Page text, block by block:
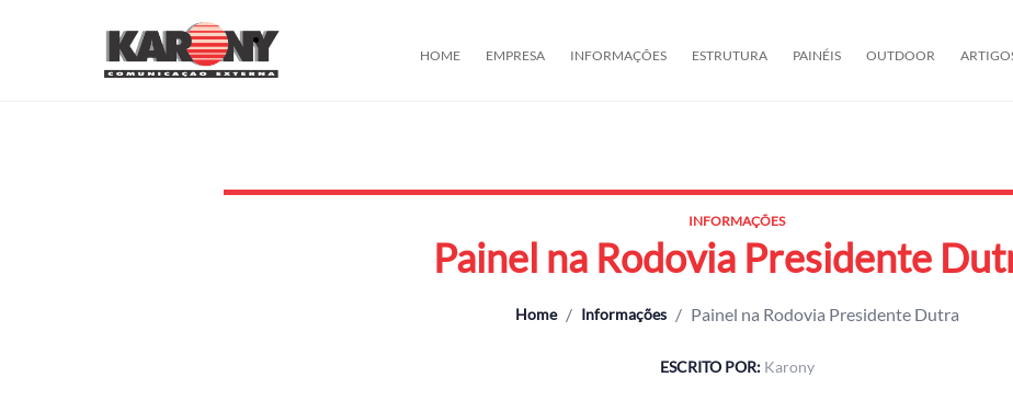
HOME EMPRESA INFORMAÇÕES ESTRUTURA PAINÉIS OUTDOOR
INFORMAÇÕES
Painel na Rodovia Presidente
Home / Informações / Painel na Rodovia Presidente Dutra
ESCRITO POR: Karony